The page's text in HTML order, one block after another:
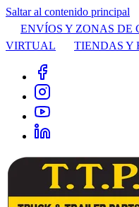
Saltar al contenido principal
ENVÍOS Y ZONAS DE
VIRTUAL
TIENDAS Y